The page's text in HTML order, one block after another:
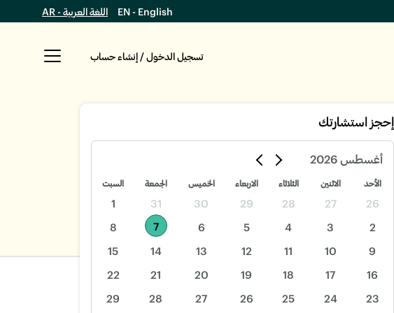
EN - English اللغة العربية - AR
تسجيل الدخول / إنشاء حساب
إحجز استشارتك
أغسطس 2026
الأحد الاثنين الثلاثاء الاربعاء الخميس الجمعة السبت
26
27
28
29
30
31
1
2
3
4
5
6
7
8
9
10
11
12
13
14
15
16
17
18
19
20
21
22
23
24
25
26
27
28
29